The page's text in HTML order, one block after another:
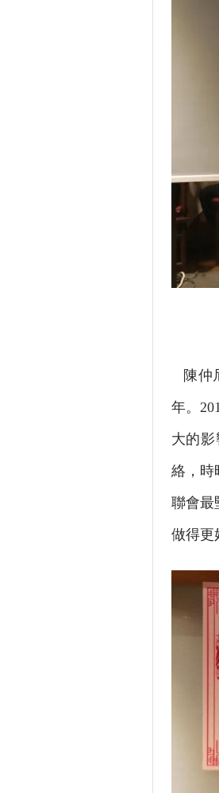
陳仲
年。
大的
絡，時
聯會最
做得更